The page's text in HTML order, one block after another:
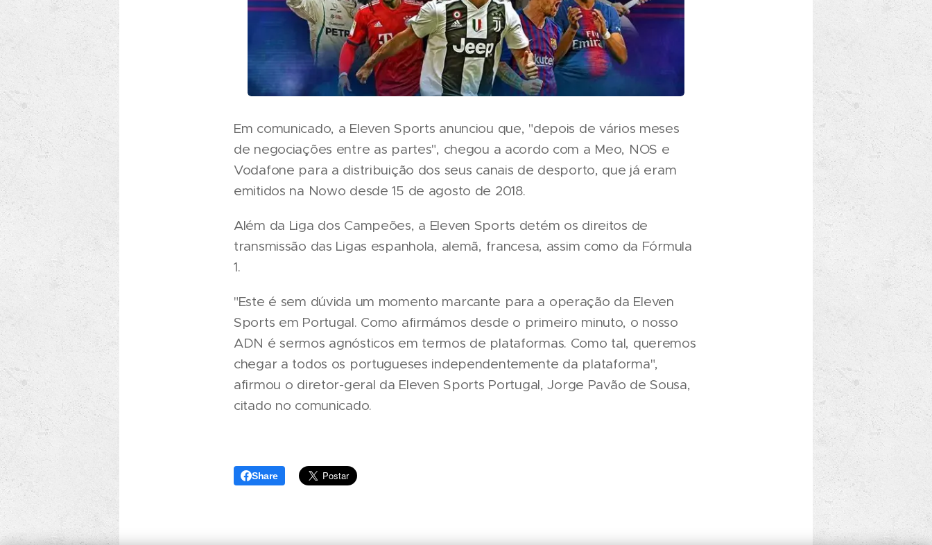
Em comunicado, a Eleven Sports anunciou que, "depois de vários meses
de negociações entre as partes", chegou a acordo com a Meo, NOS e
Vodafone para a distribuição dos seus canais de desporto, que já eram
emitidos na Nowo desde 15 de agosto de 2018.
Além da Liga dos Campeões, a Eleven Sports detém os direitos de
transmissão das Ligas espanhola, alemã, francesa, assim como da Fórmula
1.
"Este é sem dúvida um momento marcante para a operação da Eleven
Sports em Portugal. Como afirmámos desde o primeiro minuto, o nosso
ADN é sermos agnósticos em termos de plataformas. Como tal, queremos
chegar a todos os portugueses independentemente da plataforma",
afirmou o diretor-geral da Eleven Sports Portugal, Jorge Pavão de Sousa,
citado no comunicado.
Share